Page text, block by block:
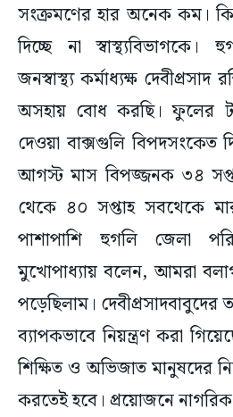
সংক্রমণের হার অনেক কম।
দিচ্ছে না
জনস্বাস্থ্য কর্মাধ্যক্ষ
অসহায় বোধ করছি। ফুলের
দেওয়া বাক্সগুলি বিপদসংকেত
আগস্ট মাস বিপজ্জনক ৩৪
থেকে ৪০ সপ্তাহ সবথেকে
পাশাপাশি হুগলি জেলা
মুখোপাধ্যায় বলেন, আমরা
পড়েছিলাম।
ব্যাপকভাবে নিয়ন্ত্রণ করা
শিক্ষিত ও অভিজাত মানুষদের
করতেই হবে। প্রয়োজনে